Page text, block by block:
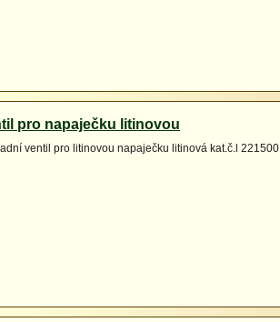
pro napaječku litinovou
ventil pro litinovou napaječku litinová kat.č.l 221500